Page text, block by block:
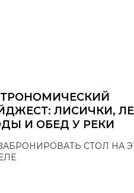
ЛИСИЧКИ,
И ОБЕД У РЕКИ
СТОЛ НА